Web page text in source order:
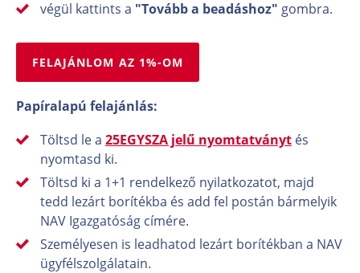
végül kattints a "Tovább a beadáshoz" gombra.
FELAJÁNLOM AZ 1%-OM
Papíralapú felajánlás:
Töltsd le a 25EGYSZA jelű nyomtatványt és
nyomtasd ki.
Töltsd ki a 1+1 rendelkező nyilatkozatot, majd
tedd lezárt borítékba és add fel postán bármelyik
NAV Igazgatóság címére.
Személyesen is leadhatod lezárt borítékban a NAV
ügyfélszolgálatain.